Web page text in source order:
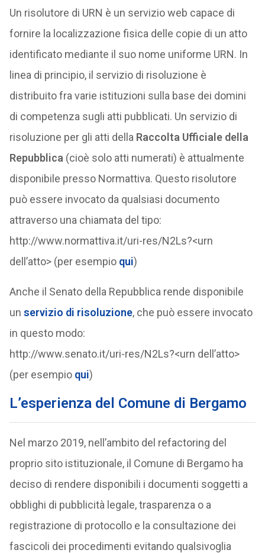
Un risolutore di URN è un servizio web capace di
fornire la localizzazione fisica delle copie di un atto
identificato mediante il suo nome uniforme URN. In
linea di principio, il servizio di risoluzione è
distribuito fra varie istituzioni sulla base dei domini
di competenza sugli atti pubblicati. Un servizio di
risoluzione per gli atti della Raccolta Ufficiale della
Repubblica (cioè solo atti numerati) è attualmente
disponibile presso Normattiva. Questo risolutore
può essere invocato da qualsiasi documento
attraverso una chiamata del tipo:
http://www.normattiva.it/uri-res/N2Ls?<urn
dell’atto> (per esempio qui)
Anche il Senato della Repubblica rende disponibile
un servizio di risoluzione, che può essere invocato
in questo modo:
http://www.senato.it/uri-res/N2Ls?<urn dell’atto>
(per esempio qui)
L’esperienza del Comune di Bergamo
Nel marzo 2019, nell’ambito del refactoring del
proprio sito istituzionale, il Comune di Bergamo ha
deciso di rendere disponibili i documenti soggetti a
obblighi di pubblicità legale, trasparenza o a
registrazione di protocollo e la consultazione dei
fascicoli dei procedimenti evitando qualsivoglia